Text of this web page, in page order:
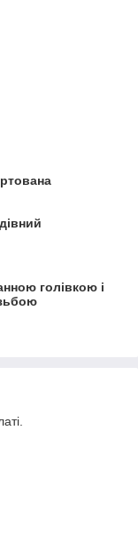
голівкою і